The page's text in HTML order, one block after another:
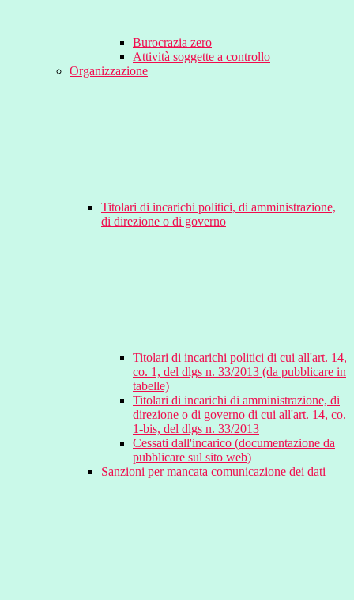
Burocrazia zero
Attività soggette a controllo
Organizzazione
Titolari di incarichi politici, di amministrazione,
di direzione o di governo
Titolari di incarichi politici di cui all'art. 14,
co. 1, del dlgs n. 33/2013 (da pubblicare in
tabelle)
Titolari di incarichi di amministrazione, di
direzione o di governo di cui all'art. 14, co.
1-bis, del dlgs n. 33/2013
Cessati dall'incarico (documentazione da
pubblicare sul sito web)
Sanzioni per mancata comunicazione dei dati